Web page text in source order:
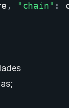
, "chain" :